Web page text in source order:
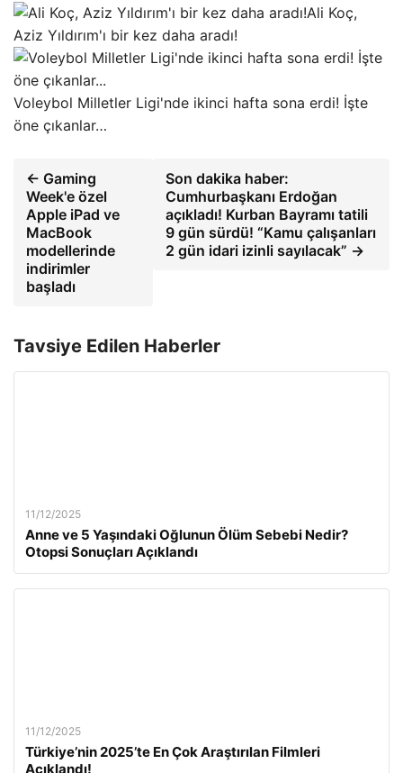
Ali Koç,
Aziz Yıldırım'ı bir kez daha aradı!
Voleybol Milletler Ligi'nde ikinci hafta sona erdi! İşte
öne çıkanlar…
← Gaming
Week'e özel
Apple iPad ve
MacBook
modellerinde
indirimler
başladı
Son dakika haber:
Cumhurbaşkanı Erdoğan
açıkladı! Kurban Bayramı tatili
9 gün sürdü! “Kamu çalışanları
2 gün idari izinli sayılacak” →
Tavsiye Edilen Haberler
11/12/2025
Anne ve 5 Yaşındaki Oğlunun Ölüm Sebebi Nedir?
Otopsi Sonuçları Açıklandı
11/12/2025
Türkiye’nin 2025’te En Çok Araştırılan Filmleri
Açıklandı!